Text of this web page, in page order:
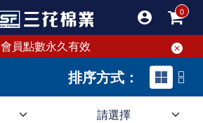
會員點數永久有效
排序方式：
請選擇